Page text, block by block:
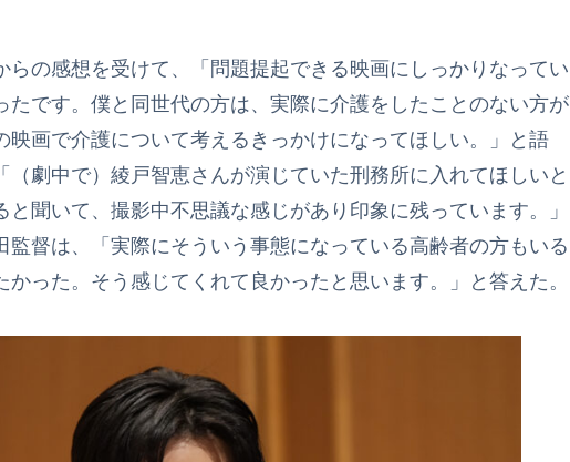
らの感想を受けて、「問題提起できる映画にしっかりなってい
たです。僕と同世代の方は、実際に介護をしたことのない方が
映画で介護について考えるきっかけになってほしい。」と語
（劇中で）綾戸智恵さんが演じていた刑務所に入れてほしいと
聞いて、撮影中不思議な感じがあり印象に残っています。」
監督は、「実際にそういう事態になっている高齢者の方もいる
った。そう感じてくれて良かったと思います。」と答えた。